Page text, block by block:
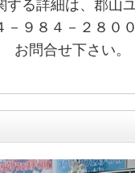
る詳細は、郡山
－９８４－２８
お問合せ下さい。